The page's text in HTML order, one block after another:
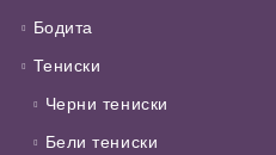
Бодита
Тениски
Черни тениски
Бели тениски